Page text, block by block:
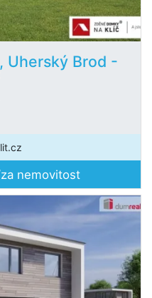
Uherský Brod -
nemovitost